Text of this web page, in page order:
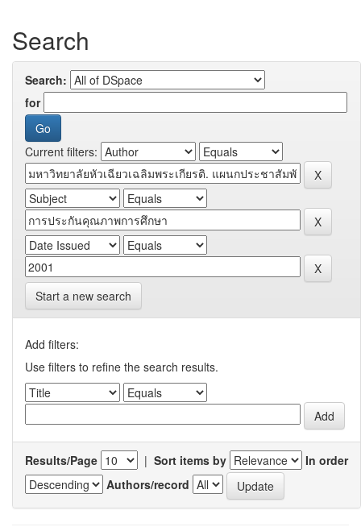
Search
Search:
for
Current filters:
Start a new search
Add filters:
Use filters to refine the search results.
Results/Page | Sort items by
In order
Authors/record